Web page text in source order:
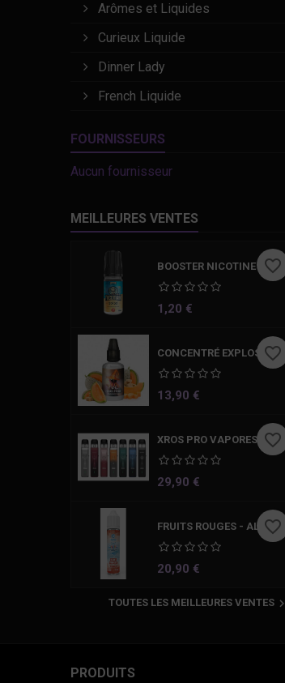
Arômes et Liquides
Curieux Liquide
Dinner Lady
French Liquide
FOURNISSEURS
Aucun fournisseur
MEILLEURES VENTES
BOOSTER NICOTINE 10 ML
Prix
1,20 €
favorite_border
CONCENTRÉ EXPLOSIVE MELON HIDDEN POTION 30 ML
Prix
13,90 €
favorite_border
XROS PRO VAPORESSO
Prix
29,90 €
favorite_border
FRUITS ROUGES - ALFALIQUID GRANITA SOFT SHAKE AND VAPE
Prix
20,90 €
favorite_border
TOUTES LES MEILLEURES VENTES 
PRODUITS